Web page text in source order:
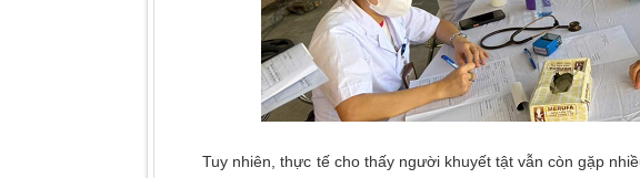
Tuy nhiên, thực tế cho thấy người khuyết tật vẫn còn gặp